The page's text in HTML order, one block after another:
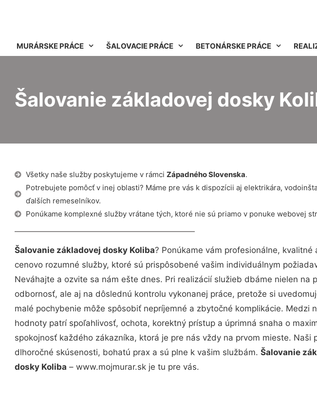
MURÁRSKE PRÁCE ŠALOVACIE PRÁCE BETONÁRSKE PRÁCE
Šalovanie základovej dosky
Všetky naše služby poskytujeme v rámci Západného Slovenska.
Potrebujete pomôcť v inej oblasti? Máme pre vás k dispozícii aj elektrikára,
ďalších remeselníkov.
Ponúkame komplexné služby vrátane tých, ktoré nie sú priamo v ponuke webovej
Šalovanie základovej dosky Koliba? Ponúkame vám profesionálne, kvalitné
cenovo rozumné služby, ktoré sú prispôsobené vašim individuálnym
Neváhajte a ozvite sa nám ešte dnes. Pri realizácií služieb dbáme nielen na
odbornosť, ale aj na dôslednú kontrolu vykonanej práce, pretože si
malé pochybenie môže spôsobiť nepríjemné a zbytočné komplikácie. Medzi
hodnoty patrí spoľahlivosť, ochota, korektný prístup a úprimná snaha o
spokojnosť každého zákazníka, ktorá je pre nás vždy na prvom mieste. Naši
dlhoročné skúsenosti, bohatú prax a sú plne k vašim službám. Šalovanie
dosky Koliba – www.mojmurar.sk je tu pre vás.